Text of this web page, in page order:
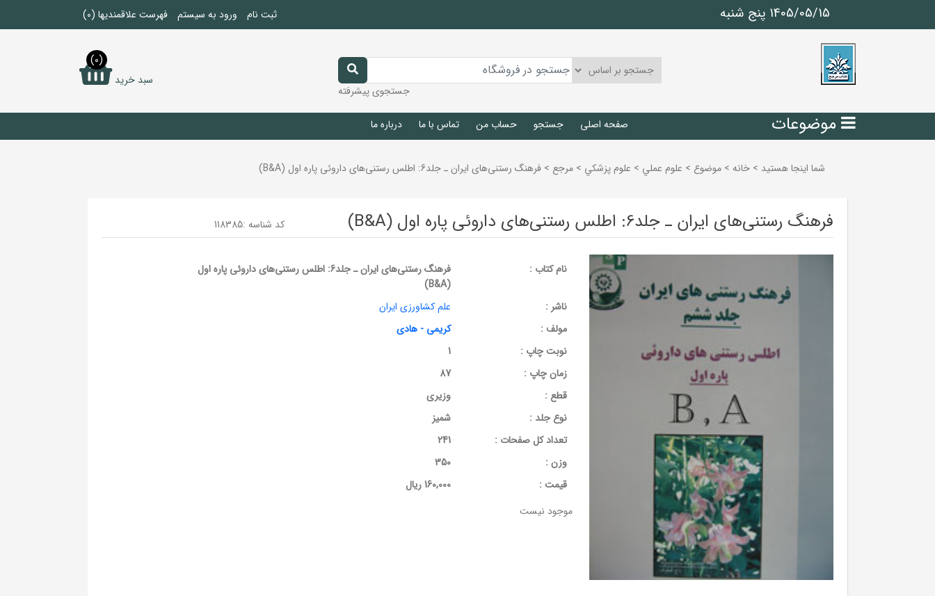
1405/05/15 پنج شنبه ثبت نام ورود به سیستم فهرست علاقمندیها (0)
جستجوی پیشرفته
سبد خرید
(0)
موضوعات صفحه اصلی جستجو حساب من تماس با ما درباره ما
شما اینجا هستید > خانه > موضوع > علوم عملي > علوم پزشكي > مرجع > فرهنگ رستنی‌های ایران ـ جلد6: اطلس رستنی‌های داروئی پاره اول (B&A)
فرهنگ رستنی‌های ایران ـ جلد6: اطلس رستنی‌های داروئی پاره اول (B&A) کد شناسه :118385
نام کتاب :
فرهنگ رستنی‌های ایران ـ جلد6: اطلس رستنی‌های داروئی پاره اول
(B&A)
ناشر :
علم کشاورزی ایران
مولف :
کریمی - هادی
نوبت چاپ :
1
زمان چاپ :
87
قطع :
وزیری
نوع جلد :
شمیز
تعداد کل صفحات :
241
وزن :
350
قيمت :
160,000 ریال
موجود نیست